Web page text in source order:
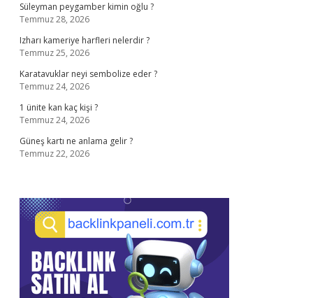
Süleyman peygamber kimin oğlu ?
Temmuz 28, 2026
Izharı kameriye harfleri nelerdir ?
Temmuz 25, 2026
Karatavuklar neyi sembolize eder ?
Temmuz 24, 2026
1 ünite kan kaç kişi ?
Temmuz 24, 2026
Güneş kartı ne anlama gelir ?
Temmuz 22, 2026